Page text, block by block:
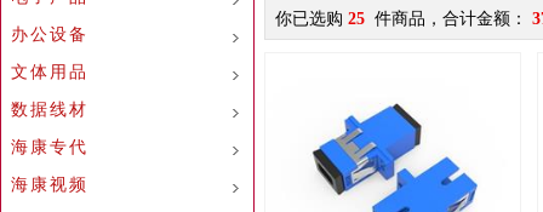
办公设备
文体用品
数据线材
海康专代
海康视频
你已选购 25 件商品，合计金额：